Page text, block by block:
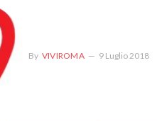
By VIVIROMA 9 Luglio 2018